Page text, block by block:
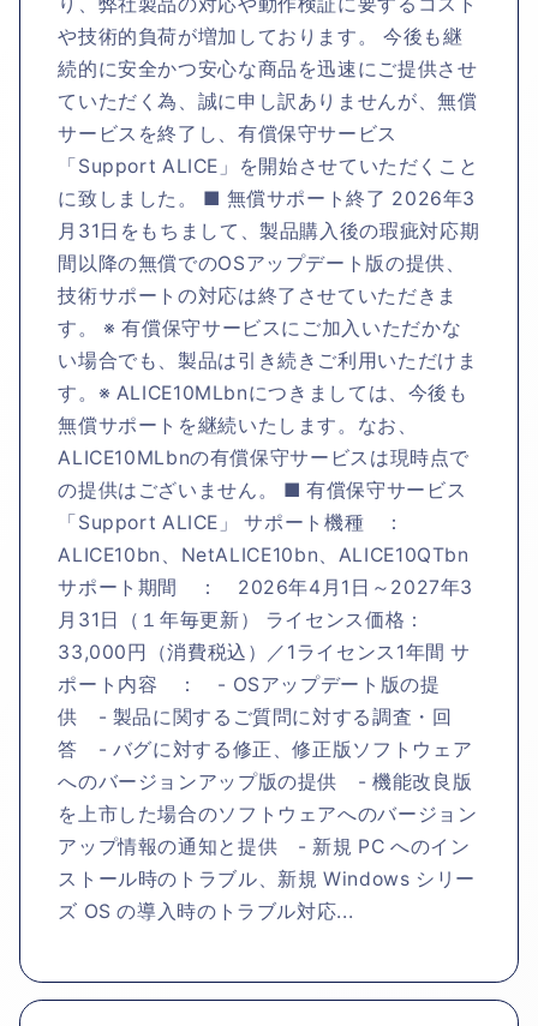
や技術的負荷が増加しております。 今後も継
続的に安全かつ安心な商品を迅速にご提供させ
ていただく為、誠に申し訳ありませんが、無償
サービスを終了し、有償保守サービス
「Support ALICE」を開始させていただくこと
に致しました。 ■ 無償サポート終了 2026年3
月31日をもちまして、製品購入後の瑕疵対応期
間以降の無償でのOSアップデート版の提供、
技術サポートの対応は終了させていただきま
す。 ※ 有償保守サービスにご加入いただかな
い場合でも、製品は引き続きご利用いただけま
す。※ ALICE10MLbnにつきましては、今後も
無償サポートを継続いたします。なお、
ALICE10MLbnの有償保守サービスは現時点で
の提供はございません。 ■ 有償保守サービス
「Support ALICE」 サポート機種 ：
ALICE10bn、NetALICE10bn、ALICE10QTbn
サポート期間 ： 2026年4月1日～2027年3
月31日（１年毎更新） ライセンス価格：
33,000円（消費税込）／1ライセンス1年間 サ
ポート内容 ： - OSアップデート版の提
供 - 製品に関するご質問に対する調査・回
答 - バグに対する修正、修正版ソフトウェア
へのバージョンアップ版の提供 - 機能改良版
を上市した場合のソフトウェアへのバージョン
アップ情報の通知と提供 - 新規 PC へのイン
ストール時のトラブル、新規 Windows シリー
ズ OS の導入時のトラブル対応...